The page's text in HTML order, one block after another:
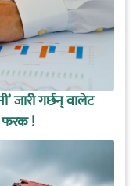
जारी गर्छन् वालेट
फरक !